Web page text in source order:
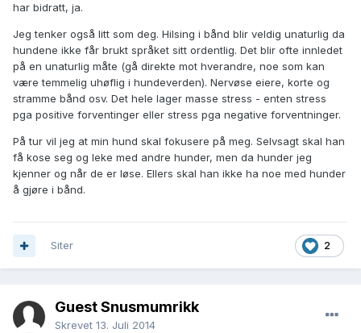
har bidratt, ja.
Jeg tenker også litt som deg. Hilsing i bånd blir veldig unaturlig da
hundene ikke får brukt språket sitt ordentlig. Det blir ofte innledet
på en unaturlig måte (gå direkte mot hverandre, noe som kan
være temmelig uhøflig i hundeverden). Nervøse eiere, korte og
stramme bånd osv. Det hele lager masse stress - enten stress
pga positive forventinger eller stress pga negative forventninger.
På tur vil jeg at min hund skal fokusere på meg. Selvsagt skal han
få kose seg og leke med andre hunder, men da hunder jeg
kjenner og når de er løse. Ellers skal han ikke ha noe med hunder
å gjøre i bånd.
2
Siter
Guest Snusmumrikk
Skrevet 13. Juli 2014